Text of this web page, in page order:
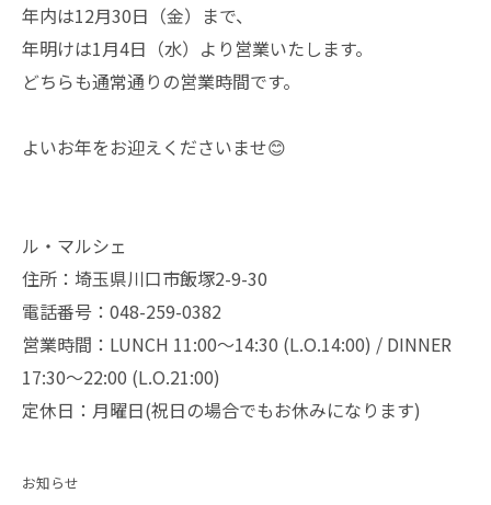
年内は12月30日（金）まで、
年明けは1月4日（水）より営業いたします。
どちらも通常通りの営業時間です。
よいお年をお迎えくださいませ😊
ル・マルシェ
住所：埼玉県川口市飯塚2-9-30
電話番号：048-259-0382
営業時間：LUNCH 11:00～14:30 (L.O.14:00) / DINNER
17:30～22:00 (L.O.21:00)
定休日：月曜日(祝日の場合でもお休みになります)
お知らせ